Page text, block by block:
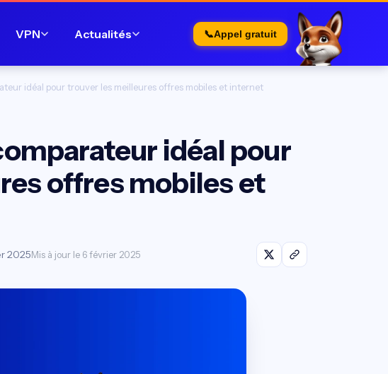
VPN Actualités 📞Appel gratuit
idéal pour trouver les meilleures offres mobiles et internet
idéal pour
offres mobiles et
2025Mis à jour le 6 février 2025